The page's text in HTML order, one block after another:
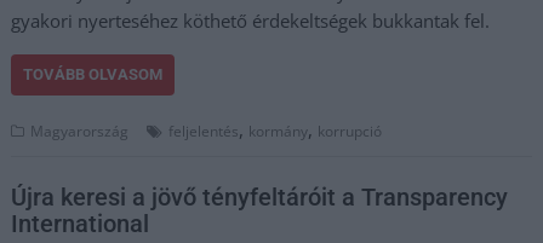
gyakori nyerteséhez köthető érdekeltségek bukkantak fel.
TOVÁBB OLVASOM
Magyarország feljelentés, kormány, korrupció
Újra keresi a jövő tényfeltáróit a Transparency
International